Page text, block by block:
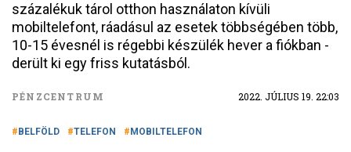
százalékuk tárol otthon használaton kívüli
mobiltelefont, ráadásul az esetek többségében több,
10-15 évesnél is régebbi készülék hever a fiókban -
derült ki egy friss kutatásból.
PÉNZCENTRUM 2022. JÚLIUS 19. 22:03
BELFÖLD TELEFON MOBILTELEFON